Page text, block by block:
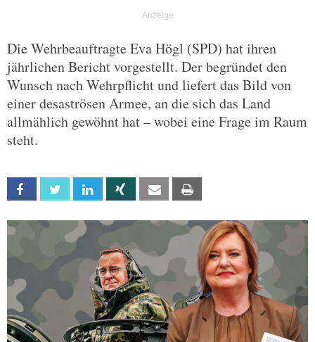
Die Wehrbeauftragte Eva Högl (SPD) hat ihren
jährlichen Bericht vorgestellt. Der begründet den
Wunsch nach Wehrpflicht und liefert das Bild von
einer desaströsen Armee, an die sich das Land
allmählich gewöhnt hat – wobei eine Frage im Raum
steht.
Facebook Twitter Linkedin Xing Email